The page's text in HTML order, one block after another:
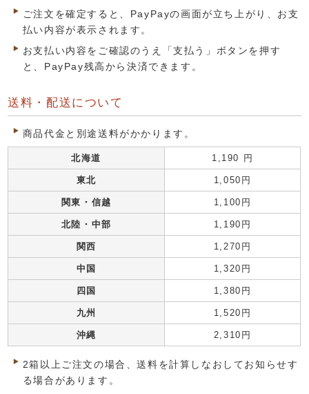
ご注文を確定すると、PayPayの画面が立ち上がり、お支
払い内容が表示されます。
お支払い内容をご確認のうえ「支払う」ボタンを押す
と、PayPay残高から決済できます。
送料・配送について
商品代金と別途送料がかかります。
北海道 1,190 円
東北 1,050円
関東・信越 1,100円
北陸・中部 1,190円
関西 1,270円
中国 1,320円
四国 1,380円
九州 1,520円
沖縄 2,310円
2箱以上ご注文の場合、送料を計算しなおしてお知らせす
る場合があります。